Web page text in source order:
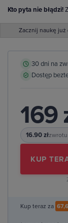
Kto pyta nie błądzi!
Zacznij naukę już
30 dni na
Dostęp
169
16.90 zł
KUP
Kup teraz za